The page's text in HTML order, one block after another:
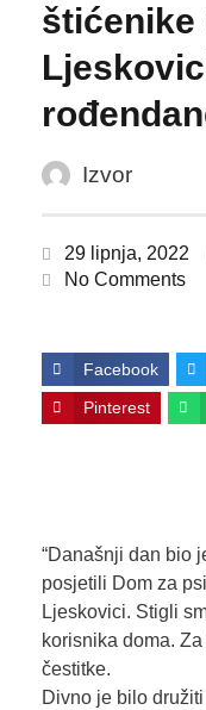
štićenike
Izvor
29 lipnja, 2022
No Comments
Facebook
Pinterest
“Današnji dan bio
posjetili Dom za
Ljeskovici. Stigli
korisnika doma.
čestitke.
Divno je bilo